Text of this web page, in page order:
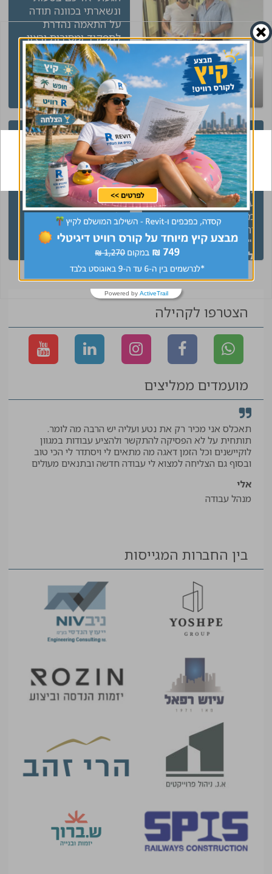
נשמח לפגוש גם
אתכם!
ונשארתי בכוונה תודה
על התאמה נהדרת
לתפקיד ומסירות ורצון
לעזור עם יחס אישי,
אלופים!
עינבראש צוות תכנון
"בשיחתי הראשונה עם
ענבר התרשמתי מאוד
לטובה, דאגה ועזרה לי
לכל אורך הדרך בחיפוש
עבודה חדשה, בזכותה
מצאתי את מה שרציתי
וחיפשתי. תודה מכל הלב
!"
ליאון מהנדס ביצוע
" היה תהליך מדהים תוך
כמה ימים מרגע התחלת
התהליך עם נטע כבר
התקבלתי לעבודה
וסגרנו חוזה אין מילים
לתאר אחרי שנה שאני
מחפש נטע מצאה לי
ביומיים"
שלומי, עוזר
לוגיסטי
הצטרפו לקהילה
מועמדים ממליצים
תאכלס אני מכיר רק את נטע ועליה יש הרבה מה לומר.
תותחית על לא הפסיקה להתקשר ולהציע עבודות במגוון
לוקיישנים וכל הזמן דאגה מה מתאים לי ויסתדר לי הכי טוב
ובסוף גם הצליחה למצוא לי עבודה חדשה ובתנאים מעולים
אלי
מנהל עבודה
בין החברות המגייסות
Powered by ActiveTrail